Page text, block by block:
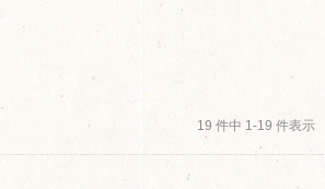
19 件中 1-19 件表示